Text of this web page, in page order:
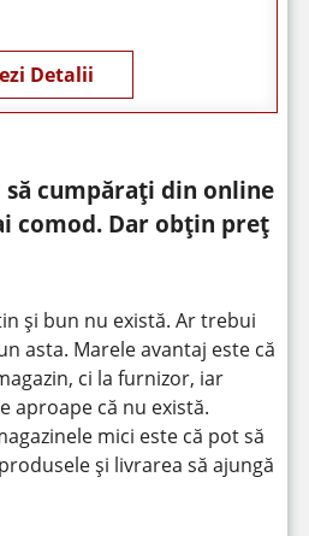
Detalii
cumpărați din online
comod. Dar obțin preț
și bun nu există. Ar trebui
asta. Marele avantaj este că
ci la furnizor, iar
aproape că nu există.
mici este că pot să
și livrarea să ajungă